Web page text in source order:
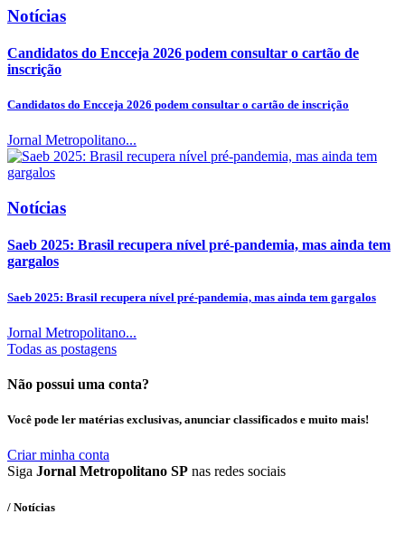
Notícias
Candidatos do Encceja 2026 podem consultar o cartão de
inscrição
Candidatos do Encceja 2026 podem consultar o cartão de inscrição
Jornal Metropolitano...
Notícias
Saeb 2025: Brasil recupera nível pré-pandemia, mas ainda tem
gargalos
Saeb 2025: Brasil recupera nível pré-pandemia, mas ainda tem gargalos
Jornal Metropolitano...
Todas as postagens
Não possui uma conta?
Você pode ler matérias exclusivas, anunciar classificados e muito mais!
Criar minha conta
Siga Jornal Metropolitano SP nas redes sociais
/ Notícias